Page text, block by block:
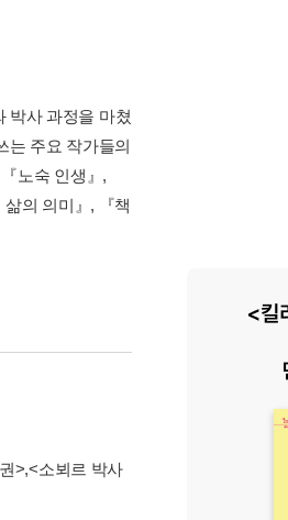
박사 과정을 마쳤
는 주요 작가들의
노숙 인생』,
의 의미』, 『책
>,<소뵈르 박사